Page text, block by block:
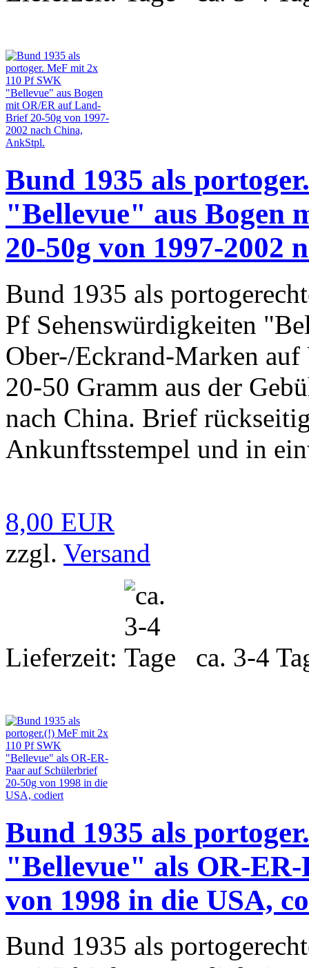
Bund 1935 als
"Bellevue" aus Bogen
20-50g von 1997-2002
Bund 1935 als
Pf Sehenswürdigkeiten
Ober-/Eckrand-Marken
20-50 Gramm aus der
nach China. Brief
Ankunftsstempel und in
8,00 EUR
zzgl. Versand
Lieferzeit: ca. 3-4
Bund 1935 als
"Bellevue" als OR-
von 1998 in die USA,
Bund 1935 als